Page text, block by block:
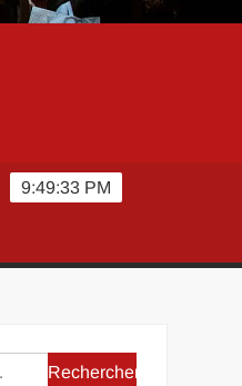
9:49:34 PM
Rechercher :